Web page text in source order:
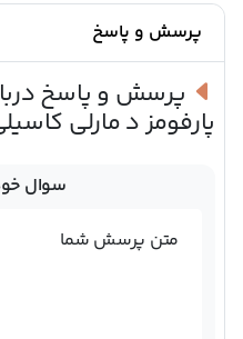
پرسش و پاسخ
پرسش و پاسخ
پارفومز د مارلی
سوال
متن پرسش شما